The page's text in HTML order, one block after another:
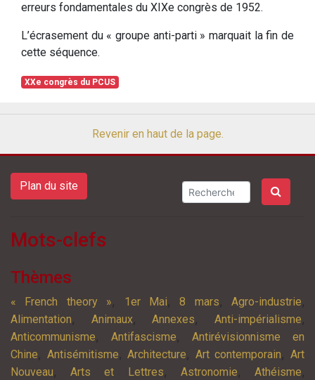
erreurs fondamentales du XIXe congrès de 1952.
L’écrasement du « groupe anti-parti » marquait la fin de
cette séquence.
XXe congrès du PCUS
Revenir en haut de la page.
Plan du site
Mots-clefs
Thèmes
« French theory », 1er Mai,8 mars, Agro-industrie,
Alimentation, Animaux,Annexes,Anti-impérialisme,
Anticommunisme, Antifascisme, Antirévisionnisme en
Chine, Antisémitisme,Architecture, Art contemporain,Art
Nouveau,Arts et Lettres, Astronomie,Athéisme,